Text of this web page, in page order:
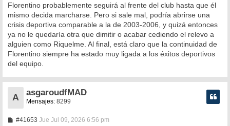
Florentino probablemente seguirá al frente del club hasta que él
mismo decida marcharse. Pero si sale mal, podría abrirse una
crisis deportiva comparable a la de 2003-2006, y quizá entonces
ya no le quedaría otra que dimitir o acabar cediendo el relevo a
alguien como Riquelme. Al final, está claro que la continuidad de
Florentino siempre ha estado muy ligada a los éxitos deportivos
del equipo.
A
asgaroudfMAD
Mensajes: 8299
#41653MJue Jul 09, 2026 6:56 pm